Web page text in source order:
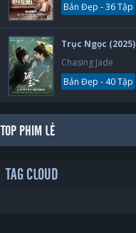
Bản Đẹp - 36 Tập
Trục Ngọc (2025)
Chasing Jade
Bản Đẹp - 40 Tập
TOP PHIM LẺ
TAG CLOUD